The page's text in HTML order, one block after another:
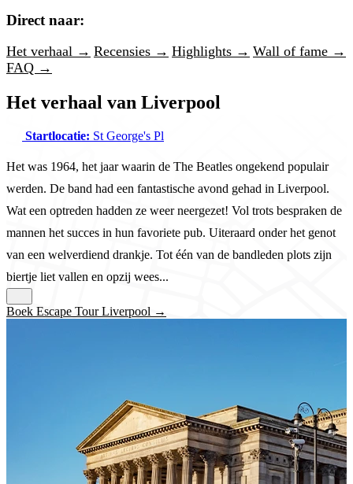
Direct naar:
Het verhaal → Recensies → Highlights → Wall of fame →
FAQ →
Het verhaal van Liverpool
Startlocatie: St George's Pl
Het was 1964, het jaar waarin de The Beatles ongekend populair
werden. De band had een fantastische avond gehad in Liverpool.
Wat een optreden hadden ze weer neergezet! Vol trots bespraken de
mannen het succes in hun favoriete pub. Uiteraard onder het genot
van een welverdiend drankje. Tot één van de bandleden plots zijn
biertje liet vallen en opzij wees...
Boek Escape Tour Liverpool →